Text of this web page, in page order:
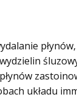
układu